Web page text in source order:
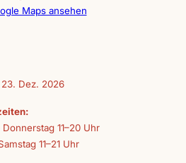
Maps ansehen
23. Dez. 2026
11–20 Uhr
11–21 Uhr